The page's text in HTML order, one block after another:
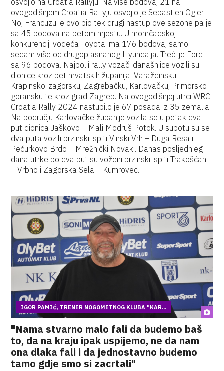
ovogodišnjem Croatia Rallyju osvojio je Sebastien Ogier.
No, Francuzu je ovo bio tek drugi nastup ove sezone pa je
sa 45 bodova na petom mjestu. U momčadskoj
konkurenciji vodeća Toyota ima 176 bodova, samo
sedam više od drugoplasiranog Hyundaija. Treći je Ford
sa 96 bodova. Najbolji rally vozači današnjice vozili su
dionice kroz pet hrvatskih županija, Varaždinsku,
Krapinsko-zagorsku, Zagrebačku, Karlovačku, Primorsko-
goransku te kroz grad Zagreb. Na ovogodišnjoj utrci WRC
Croatia Rally 2024 nastupilo je 67 posada iz 35 zemalja.
Na području Karlovačke županije vozila se u petak dva
put dionica Jaškovo – Mali Modruš Potok. U subotu su se
dva puta vozili brzinski ispiti Vinski Vrh – Duga Resa i
Pećurkovo Brdo – Mrežnički Novaki. Danas posljednjeg
dana utrke po dva put su voženi brzinski ispiti Trakošćan
– Vrbno i Zagorska Sela – Kumrovec.
IGOR PAMIĆ, TRENER NOGOMETNOG KLUBA "KAR...
"Nama stvarno malo fali da budemo baš
to, da na kraju ipak uspijemo, ne da nam
ona dlaka fali i da jednostavno budemo
tamo gdje smo si zacrtali"